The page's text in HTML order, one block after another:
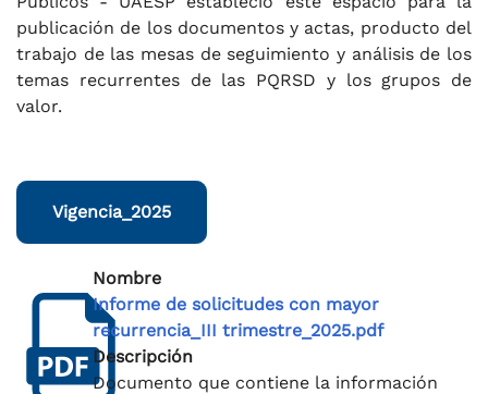
publicación de los documentos y actas, producto del
trabajo de las mesas de seguimiento y análisis de los
temas recurrentes de las PQRSD y los grupos de
valor.
Vigencia_2025
Nombre
Informe de solicitudes con mayor
recurrencia_III trimestre_2025.pdf
Descripción
Documento que contiene la información